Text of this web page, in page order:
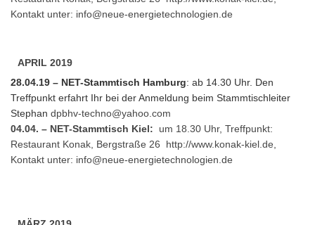
Kontakt unter: info@neue-energietechnologien.de
APRIL 2019
28.04.19 – NET-Stammtisch Hamburg: ab 14.30 Uhr. Den
Treffpunkt erfahrt Ihr bei der Anmeldung beim Stammtischleiter
Stephan dpbhv-techno@yahoo.com
04.04. – NET-Stammtisch Kiel: um 18.30 Uhr, Treffpunkt:
Restaurant Konak, Bergstraße 26 http://www.konak-kiel.de
Kontakt unter: info@neue-energietechnologien.de